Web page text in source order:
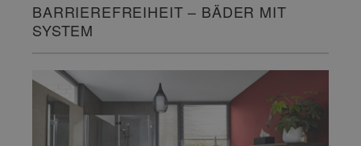
BARRIEREFREIHEIT – BÄDER MIT
SYSTEM